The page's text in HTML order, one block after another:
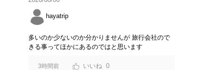
hayatrip
多いのか少ないのか分かりませんが 旅行会社ので
きる事ってほかにあるのではと思います
3時間前 0